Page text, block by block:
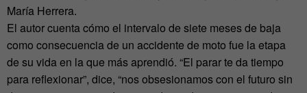
María Herrera.
El autor cuenta cómo el intervalo de siete meses de baja
como consecuencia de un accidente de moto fue la etapa
de su vida en la que más aprendió. “El parar te da tiempo
para reflexionar”, dice, “nos obsesionamos con el futuro sin